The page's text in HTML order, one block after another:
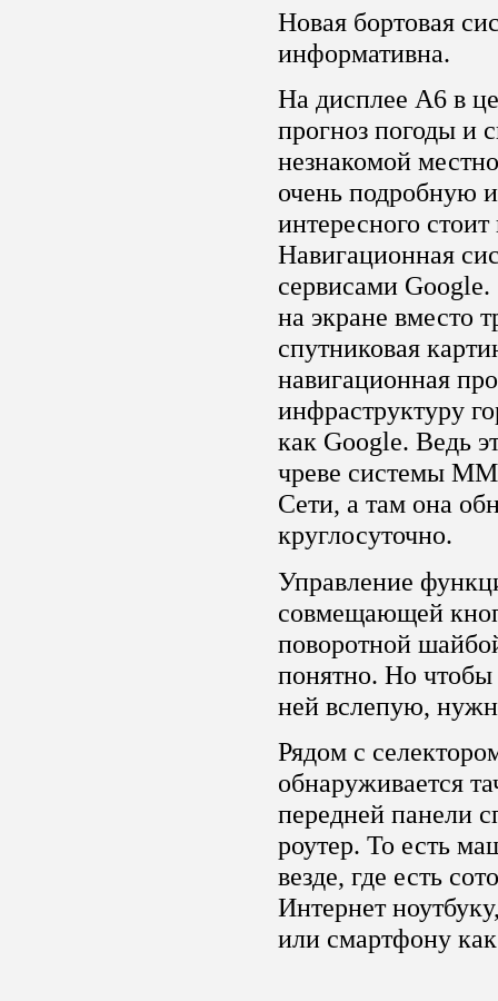
Новая бортовая
информативна.
На дисплее А6 в
прогноз погоды и
незнакомой
очень подробную
интересного
Навигационная
сервисами Google.
на экране вместо
спутниковая
навигационная
инфраструктуру
как Google. Ведь
чреве системы
Сети, а там она
круглосуточно.
Управление
совмещающей
поворотной
понятно. Но
ней вслепую,
Рядом с
обнаруживается
передней панели
роутер. То есть
везде, где есть
Интернет
или смартфону